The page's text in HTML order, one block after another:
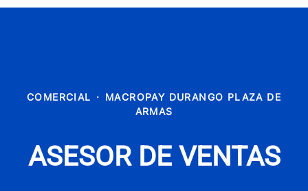
COMERCIAL · MACROPAY DURANGO PLAZA DE
ARMAS
ASESOR DE VENTAS